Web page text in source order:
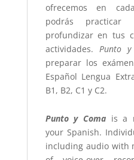
ofrecemos en
podrás
profundizar en tus
actividades.Punto y
preparar los
Español Lengua
B1, B2, C1 y C2.
Punto y Coma is a
your Spanish.
including audio with